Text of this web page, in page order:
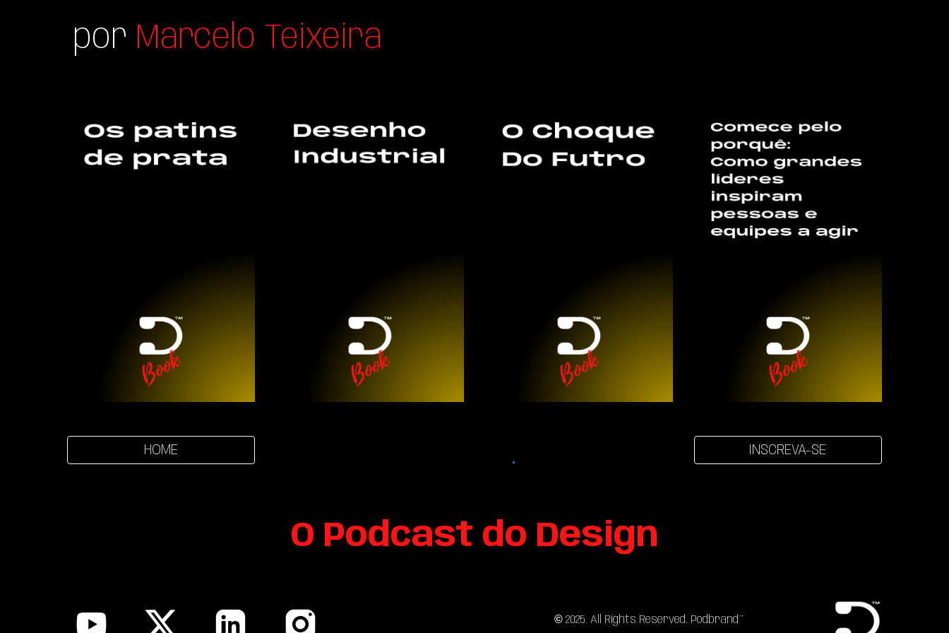
por Marcelo Teixeira
HOME INSCREVA-SE
O Podcast do Design
©2025. All Rights Reserved. Podbrand™